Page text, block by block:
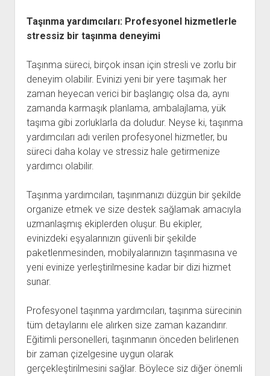
Taşınma yardımcıları: Profesyonel hizmetlerle
stressiz bir taşınma deneyimi
Taşınma süreci, birçok insan için stresli ve zorlu bir
deneyim olabilir. Evinizi yeni bir yere taşımak her
zaman heyecan verici bir başlangıç olsa da, aynı
zamanda karmaşık planlama, ambalajlama, yük
taşıma gibi zorluklarla da doludur. Neyse ki, taşınma
yardımcıları adı verilen profesyonel hizmetler, bu
süreci daha kolay ve stressiz hale getirmenize
yardımcı olabilir.
Taşınma yardımcıları, taşınmanızı düzgün bir şekilde
organize etmek ve size destek sağlamak amacıyla
uzmanlaşmış ekiplerden oluşur. Bu ekipler,
evinizdeki eşyalarınızın güvenli bir şekilde
paketlenmesinden, mobilyalarınızın taşınmasına ve
yeni evinize yerleştirilmesine kadar bir dizi hizmet
sunar.
Profesyonel taşınma yardımcıları, taşınma sürecinin
tüm detaylarını ele alırken size zaman kazandırır.
Eğitimli personelleri, taşınmanın önceden belirlenen
bir zaman çizelgesine uygun olarak
gerçekleştirilmesini sağlar. Böylece siz diğer önemli